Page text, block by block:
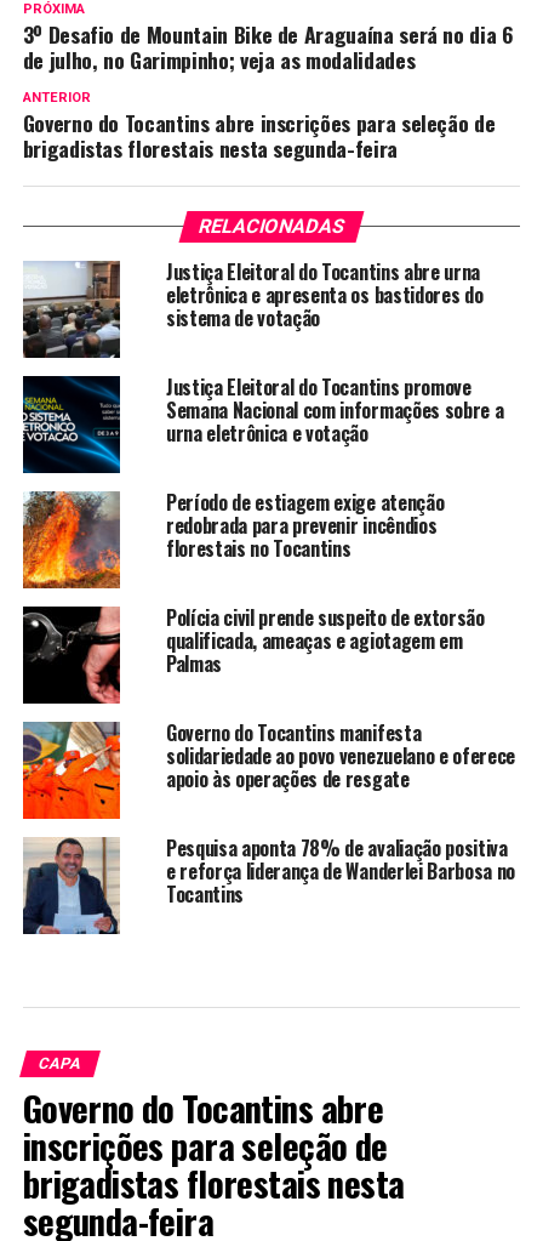
PRÓXIMA
3º Desafio de Mountain Bike de Araguaína será no dia 6
de julho, no Garimpinho; veja as modalidades
ANTERIOR
Governo do Tocantins abre inscrições para seleção de
brigadistas florestais nesta segunda-feira
RELACIONADAS
Justiça Eleitoral do Tocantins abre urna
eletrônica e apresenta os bastidores do
sistema de votação
Justiça Eleitoral do Tocantins promove
Semana Nacional com informações sobre a
urna eletrônica e votação
Período de estiagem exige atenção
redobrada para prevenir incêndios
florestais no Tocantins
Polícia civil prende suspeito de extorsão
qualificada, ameaças e agiotagem em
Palmas
Governo do Tocantins manifesta
solidariedade ao povo venezuelano e oferece
apoio às operações de resgate
Pesquisa aponta 78% de avaliação positiva
e reforça liderança de Wanderlei Barbosa no
Tocantins
CAPA
Governo do Tocantins abre
inscrições para seleção de
brigadistas florestais nesta
segunda-feira